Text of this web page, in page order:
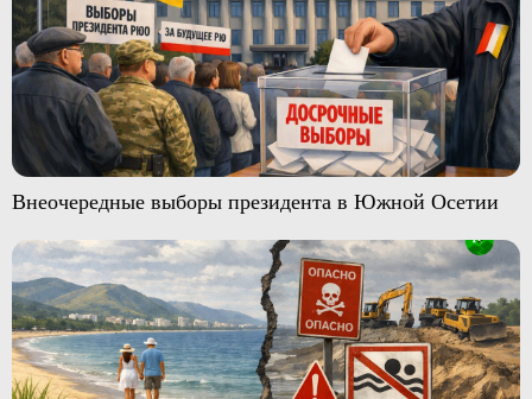
Внеочередные выборы президента в Южной Осетии